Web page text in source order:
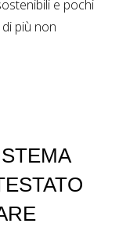
e pochi
più non